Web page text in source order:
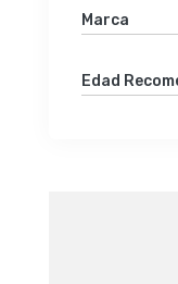
Marca
Edad